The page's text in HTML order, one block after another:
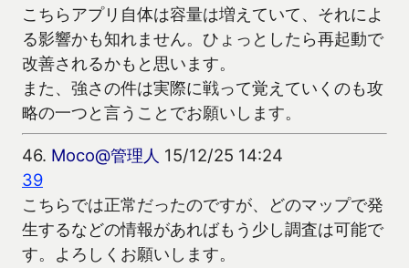
こちらアプリ自体は容量は増えていて、それによ
る影響かも知れません。ひょっとしたら再起動で
改善されるかもと思います。
また、強さの件は実際に戦って覚えていくのも攻
略の一つと言うことでお願いします。
46. Moco@管理人 15/12/25 14:24
39
こちらでは正常だったのですが、どのマップで発
生するなどの情報があればもう少し調査は可能で
す。よろしくお願いします。